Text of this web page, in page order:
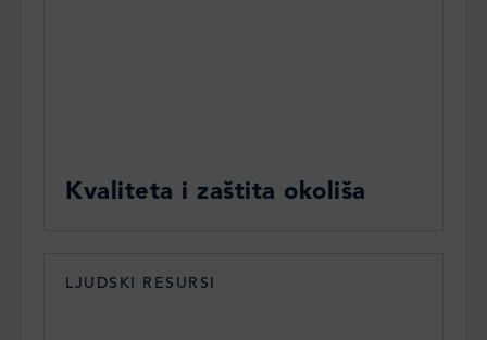
Kvaliteta i zaštita okoliša
LJUDSKI RESURSI